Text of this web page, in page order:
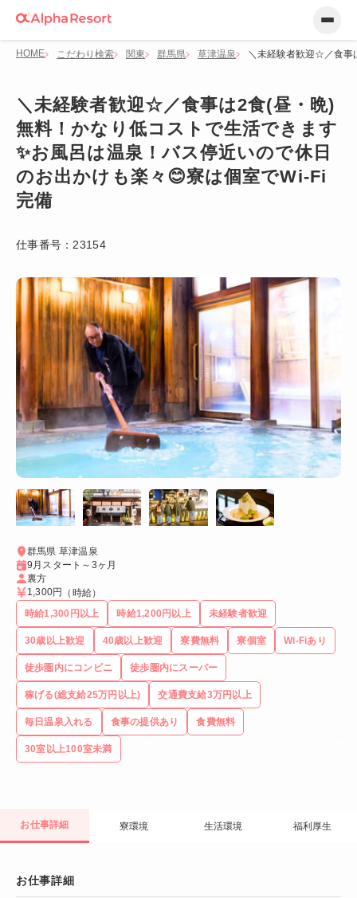
HOME こだわり検索 関東 群馬県 草津温泉 ＼未経験者歓迎☆／食事
＼未経験者歓迎☆／食事は2食(昼・晩)
無料！かなり低コストで生活できます
✨お風呂は温泉！バス停近いので休日
のお出かけも楽々😊寮は個室でWi-Fi
完備
仕事番号： 23154
群馬県 草津温泉
9月スタート～3ヶ月
裏方
1,300円
（時給）
時給1,300円以上
時給1,200円以上 未経験者歓迎
30歳以上歓迎 40歳以上歓迎 寮費無料 寮個室 Wi-Fiあり
徒歩圏内にコンビニ 徒歩圏内にスーパー
稼げる(総支給25万円以上) 交通費支給3万円以上
毎日温泉入れる 食事の提供あり 食費無料
30室以上100室未満
お仕事詳細 寮環境 生活環境 福利厚生
お仕事詳細